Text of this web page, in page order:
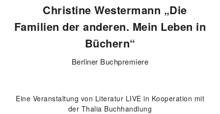
Christine Westermann „Die
Familien der anderen. Mein Leben in
Büchern“
Berliner Buchpremiere
Eine Veranstaltung von Literatur LIVE in Kooperation mit
der Thalia Buchhandlung